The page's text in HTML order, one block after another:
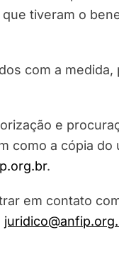
tiveram o
com a medida,
e
como a cópia
.
em contato